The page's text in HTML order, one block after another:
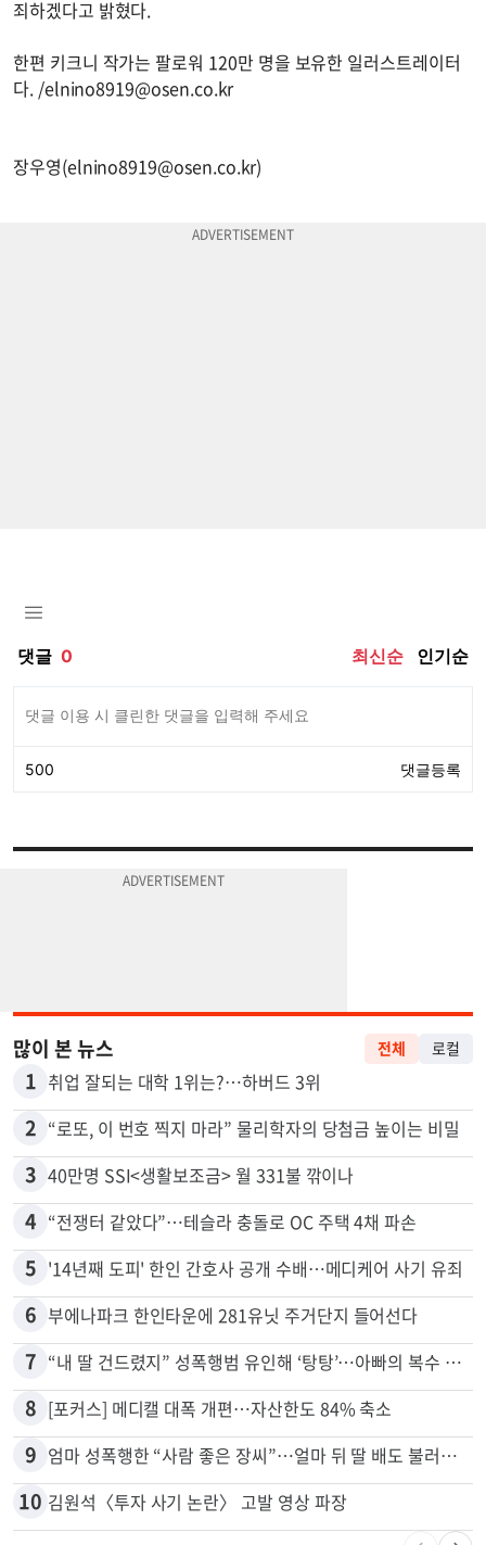
죄하겠다고 밝혔다.
한편 키크니 작가는 팔로워 120만 명을 보유한 일러스트레이터
다. /elnino8919@osen.co.kr
장우영(elnino8919@osen.co.kr)
많이 본 뉴스 전체 로컬
1 취업 잘되는 대학 1위는?…하버드 3위
2 “로또, 이 번호 찍지 마라” 물리학자의 당첨금 높이는 비밀
3 40만명 SSI<생활보조금> 월 331불 깎이나
4 “전쟁터 같았다”…테슬라 충돌로 OC 주택 4채 파손
5 '14년째 도피' 한인 간호사 공개 수배…메디케어 사기 유죄
6 부에나파크 한인타운에 281유닛 주거단지 들어선다
7 “내 딸 건드렸지” 성폭행범 유인해 ‘탕탕’…아빠의 복수 결말
8 [포커스] 메디캘 대폭 개편…자산한도 84% 축소
9 엄마 성폭행한 “사람 좋은 장씨”…얼마 뒤 딸 배도 불러왔다
10 김원석〈투자 사기 논란〉 고발 영상 파장